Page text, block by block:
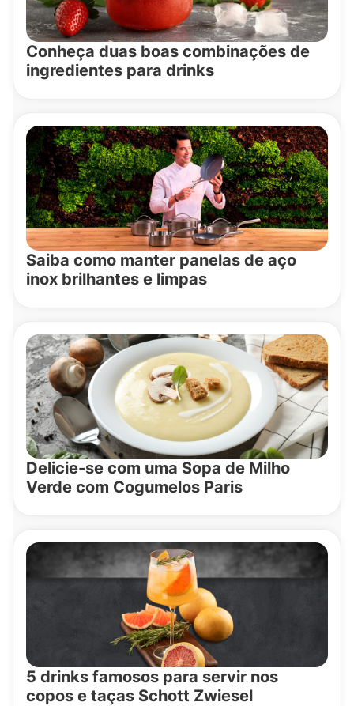
Conheça duas boas combinações de
ingredientes para drinks
Saiba como manter panelas de aço
inox brilhantes e limpas
Delicie-se com uma Sopa de Milho
Verde com Cogumelos Paris
5 drinks famosos para servir nos
copos e taças Schott Zwiesel